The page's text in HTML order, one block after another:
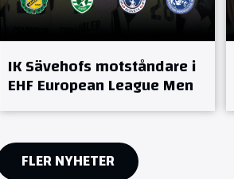
IK Sävehofs motståndare i
EHF European League Men
FLER NYHETER